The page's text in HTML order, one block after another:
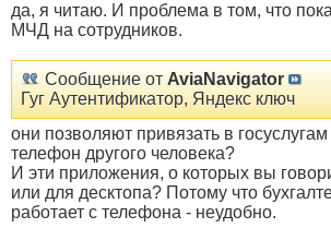
да, я читаю. И проблема в том, что
МЧД на сотрудников.
Сообщение от AviaNavigator
Гуг Аутентификатор, Яндекс ключ
они позволяют привязать в
телефон другого человека?
И эти приложения, о которых вы
или для десктопа? Потому что
работает с телефона - неудобно.